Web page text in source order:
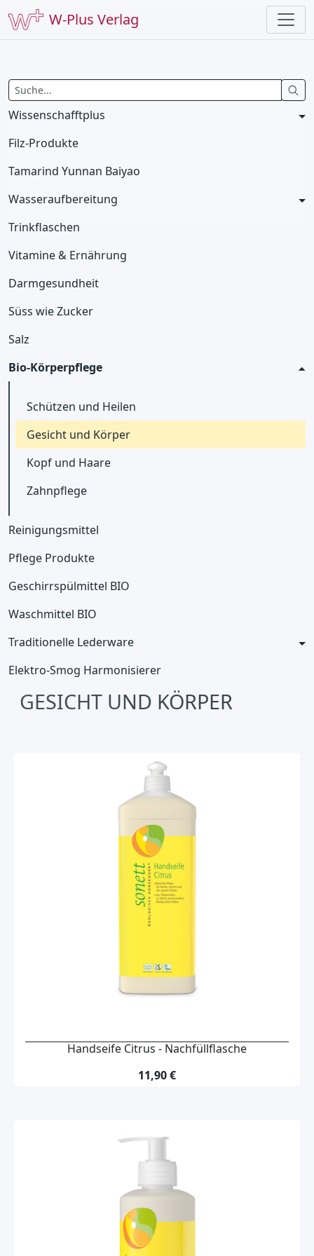
W-Plus Verlag
Wissenschafftplus
Filz-Produkte
Tamarind Yunnan Baiyao
Wasseraufbereitung
Trinkflaschen
Vitamine & Ernährung
Darmgesundheit
Süss wie Zucker
Salz
Bio-Körperpflege
Schützen und Heilen
Gesicht und Körper
Kopf und Haare
Zahnpflege
Reinigungsmittel
Pflege Produkte
Geschirrspülmittel BIO
Waschmittel BIO
Traditionelle Lederware
Elektro-Smog Harmonisierer
GESICHT UND KÖRPER
Handseife Citrus - Nachfüllflasche
11,90 €